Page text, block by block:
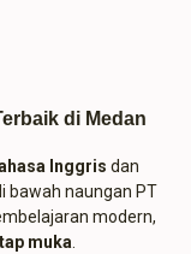
di Medan
Inggris dan
bawah naungan PT
modern,
muka